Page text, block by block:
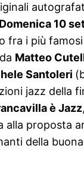
Domenica 10
fra i più
Matteo
Santoleri
jazz della
è Jazz
proposta
della